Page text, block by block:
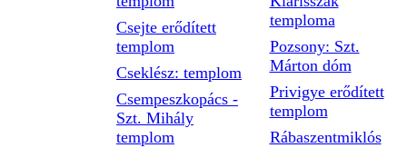
Csejte erődített
templom
Cseklész: templom
Csempeszkopács -
Szt. Mihály
templom
temploma
Pozsony: Szt.
Márton dóm
Privigye erődített
templom
Rábaszentmiklós